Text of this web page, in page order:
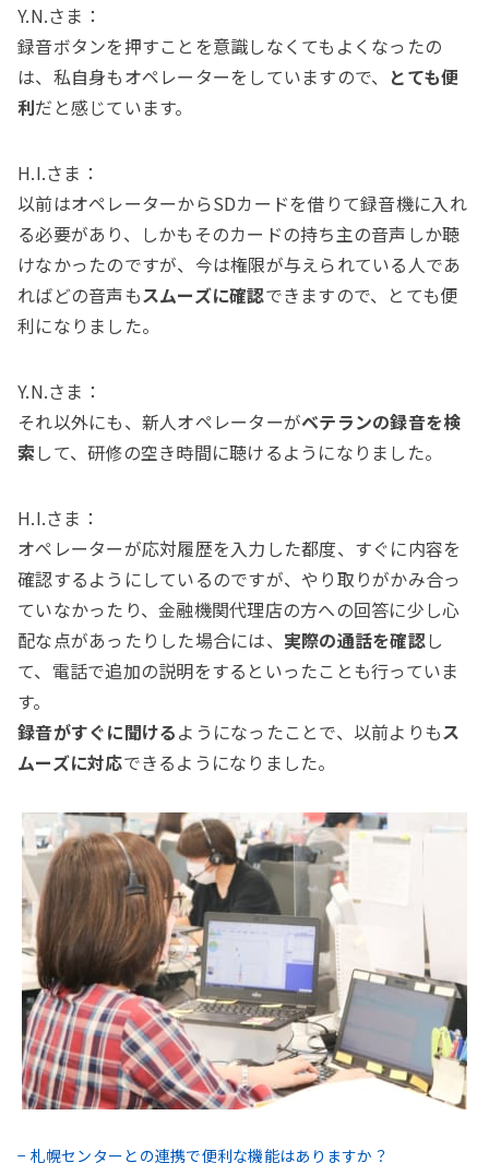
Y.N.さま：
録音ボタンを押すことを意識しなくてもよくなったの
は、私自身もオペレーターをしていますので、 とても便
利だと感じています。
H.I.さま：
以前はオペレーターからSDカードを借りて録音機に入れ
る必要があり、しかもそのカードの持ち主の音声しか聴
けなかったのですが、今は権限が与えられている人であ
ればどの音声もスムーズに確認できますので、とても便
利になりました。
Y.N.さま：
それ以外にも、新人オペレーターがベテランの録音を検
索 して、研修の空き時間に聴けるようになりました。
H.I.さま：
オペレーターが応対履歴を入力した都度、すぐに内容を
確認するようにしているのですが、やり取りがかみ合っ
ていなかったり、金融機関代理店の方への回答に少し心
配な点があったりした場合には、 実際の通話を確認し
て、電話で追加の説明をするといったことも行っていま
す。
録音がすぐに聞けるようになったことで、以前よりもス
ムーズに対応できるようになりました。
− 札幌センターとの連携で便利な機能はありますか？